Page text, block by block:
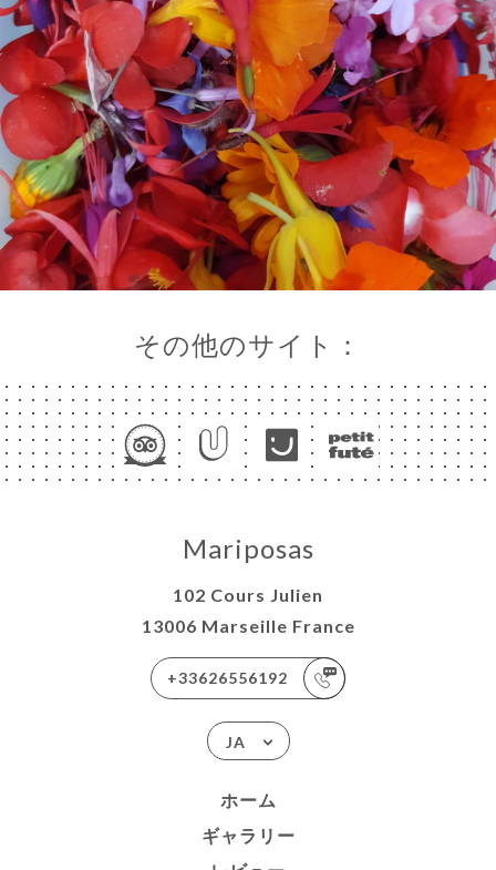
その他のサイト：
Mariposas
102 Cours Julien
13006 Marseille France
+33626556192
JA
ホーム
ギャラリー